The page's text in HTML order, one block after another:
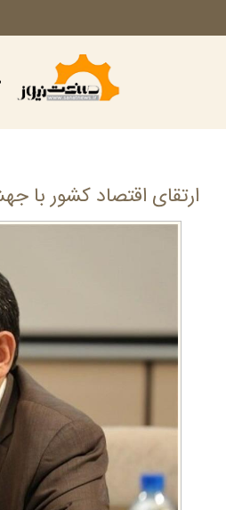
ارتقای اقتصاد کشور با